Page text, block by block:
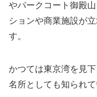
やパークコート御殿
ションや商業施設が
す。
かつては東京湾を見
名所としても知られて